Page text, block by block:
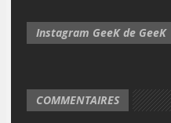
Instagram GeeK de GeeK
COMMENTAIRES